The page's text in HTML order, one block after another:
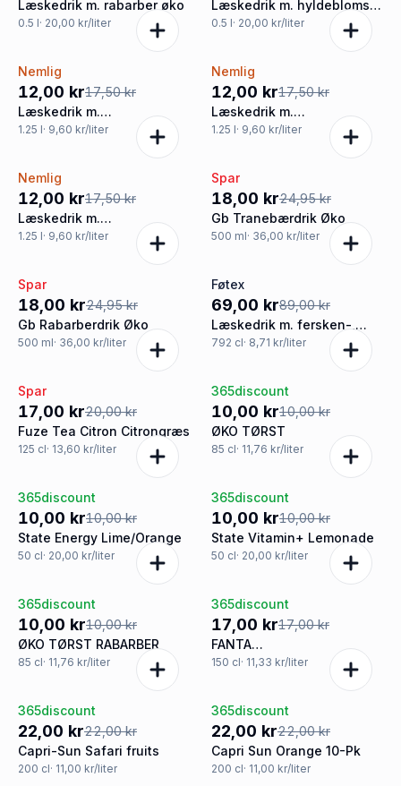
Læskedrik m. rabarber øko
0.5 l· 20,00 kr/liter
Læskedrik m. hyldeblomst
øko
0.5 l· 20,00 kr/liter
-31%
Nemlig
12,00 kr17,50 kr
Læskedrik m.
jordbær/hindbær
1.25 l· 9,60 kr/liter
-31%
Nemlig
12,00 kr17,50 kr
Læskedrik m.
blåbær/solbærsmag
1.25 l· 9,60 kr/liter
-31%
Nemlig
12,00 kr17,50 kr
Læskedrik m.
hyldeblomstsmag
1.25 l· 9,60 kr/liter
-28%
Spar
18,00 kr24,95 kr
Gb Tranebærdrik Øko
500 ml· 36,00 kr/liter
-28%
Spar
18,00 kr24,95 kr
Gb Rabarberdrik Øko
500 ml· 36,00 kr/liter
-22%
Føtex
69,00 kr89,00 kr
Læskedrik m. fersken-,
nektarin- og litchismag
792 cl· 8,71 kr/liter
-15%
Spar
17,00 kr20,00 kr
Fuze Tea Citron Citrongræs
125 cl· 13,60 kr/liter
Tilbud
365discount
10,00 kr10,00 kr
ØKO TØRST
85 cl· 11,76 kr/liter
Tilbud
365discount
10,00 kr10,00 kr
State Energy Lime/Orange
50 cl· 20,00 kr/liter
Tilbud
365discount
10,00 kr10,00 kr
State Vitamin+ Lemonade
50 cl· 20,00 kr/liter
Tilbud
365discount
10,00 kr10,00 kr
ØKO TØRST RABARBER
85 cl· 11,76 kr/liter
Tilbud
365discount
17,00 kr17,00 kr
FANTA
HYLDEBLOMST/CITRON
150 cl· 11,33 kr/liter
Tilbud
365discount
22,00 kr22,00 kr
Capri-Sun Safari fruits
200 cl· 11,00 kr/liter
Tilbud
365discount
22,00 kr22,00 kr
Capri Sun Orange 10-Pk
200 cl· 11,00 kr/liter